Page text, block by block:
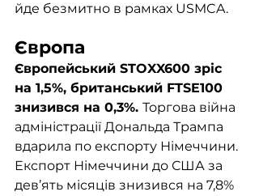
йде безмитно в рамках USMCA.
Європа
Європейський STOXX600 зріс
на 1,5%, британський FTSE100
знизився на 0,3%. Торгова війна
адміністрації Дональда Трампа
вдарила по експорту Німеччини.
Експорт Німеччини до США за
дев’ять місяців знизився на 7,8%